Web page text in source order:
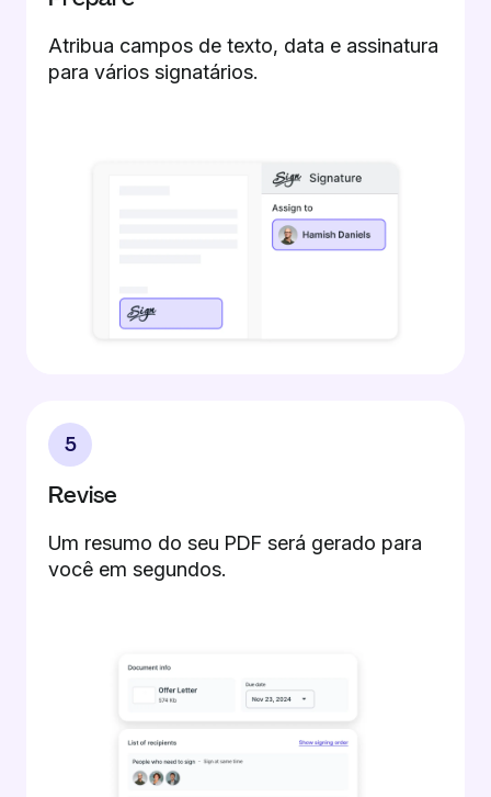
Atribua campos de texto, data e assinatura
para vários signatários.
5
Revise
Um resumo do seu PDF será gerado para
você em segundos.